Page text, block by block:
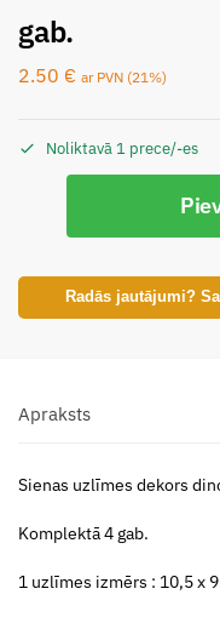
gab.
2.50 € ar PVN (21%)
Noliktavā 1 prece/-es
Radās jautājumi?
Apraksts
Sienas uzlīmes dekors
Komplektā 4 gab.
1 uzlīmes izmērs : 10,5 x